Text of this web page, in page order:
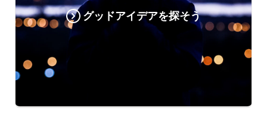
グッドアイデアを探そう